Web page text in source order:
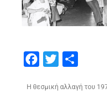
F
ac
T
w
S
Η θεσμική αλλαγή του